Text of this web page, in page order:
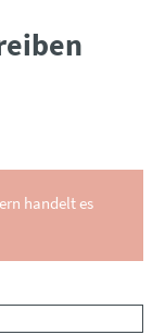
handelt es